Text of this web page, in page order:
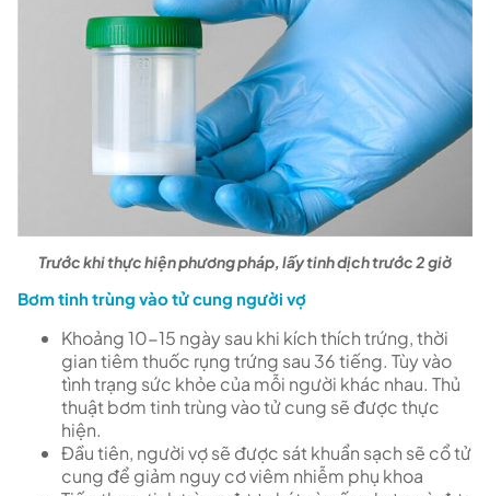
Trước khi thực hiện phương pháp, lấy tinh dịch trước 2 giờ
Bơm tinh trùng vào tử cung người vợ
Khoảng 10-15 ngày sau khi kích thích trứng, thời
gian tiêm thuốc rụng trứng sau 36 tiếng. Tùy vào
tình trạng sức khỏe của mỗi người khác nhau. Thủ
thuật bơm tinh trùng vào tử cung sẽ được thực
hiện.
Đầu tiên, người vợ sẽ được sát khuẩn sạch sẽ cổ tử
cung để giảm nguy cơ viêm nhiễm phụ khoa